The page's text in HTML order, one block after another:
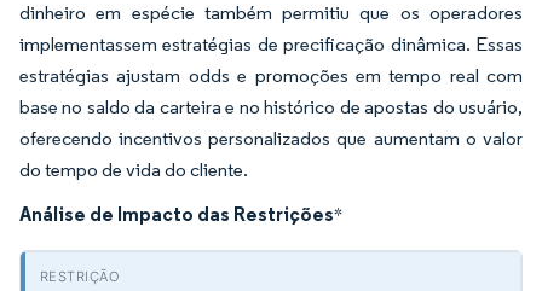
dinheiro em espécie também permitiu que os operadores
implementassem estratégias de precificação dinâmica. Essas
estratégias ajustam odds e promoções em tempo real com
base no saldo da carteira e no histórico de apostas do usuário,
oferecendo incentivos personalizados que aumentam o valor
do tempo de vida do cliente.
Análise de Impacto das Restrições*